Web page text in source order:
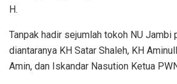
H.
Tanpak hadir sejumlah tokoh NU Jambi
diantaranya KH Satar Shaleh, KH
Amin, dan Iskandar Nasution Ketua